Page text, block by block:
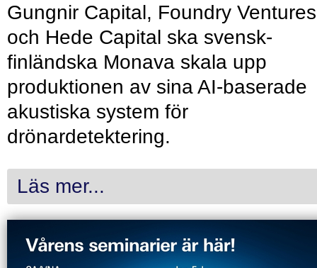
Gungnir Capital, Foundry Ventures
och Hede Capital ska svensk-
finländska Monava skala upp
produktionen av sina AI-baserade
akustiska system för
drönardetektering.
Läs mer...